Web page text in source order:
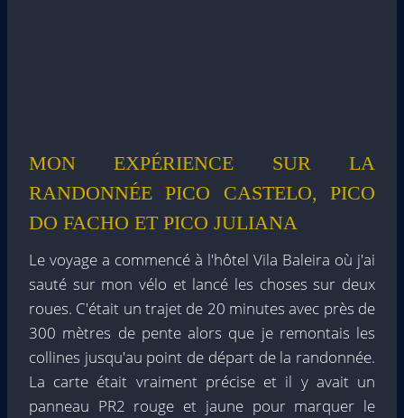
MON EXPÉRIENCE SUR LA
RANDONNÉE PICO CASTELO, PICO
DO FACHO ET PICO JULIANA
Le voyage a commencé à l'hôtel Vila Baleira où j'ai
sauté sur mon vélo et lancé les choses sur deux
roues. C'était un trajet de 20 minutes avec près de
300 mètres de pente alors que je remontais les
collines jusqu'au point de départ de la randonnée.
La carte était vraiment précise et il y avait un
panneau PR2 rouge et jaune pour marquer le